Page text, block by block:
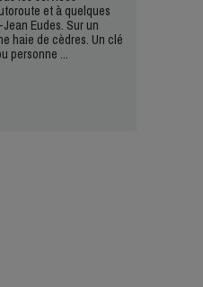
et à quelques
Eudes. Sur un
haie de cèdres. Un clé
personne ...